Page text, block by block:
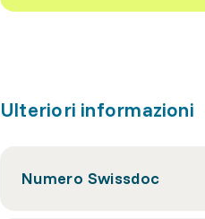
Ulteriori informazioni
Numero Swissdoc